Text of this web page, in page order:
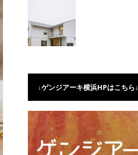
↓ゲンジアーキ横浜HPはこちら↓